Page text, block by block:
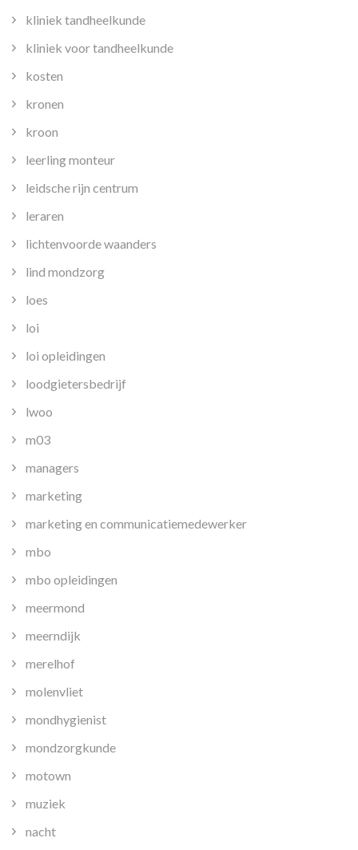
kliniek tandheelkunde
kliniek voor tandheelkunde
kosten
kronen
kroon
leerling monteur
leidsche rijn centrum
leraren
lichtenvoorde waanders
lind mondzorg
loes
loi
loi opleidingen
loodgietersbedrijf
lwoo
m03
managers
marketing
marketing en communicatiemedewerker
mbo
mbo opleidingen
meermond
meerndijk
merelhof
molenvliet
mondhygienist
mondzorgkunde
motown
muziek
nacht